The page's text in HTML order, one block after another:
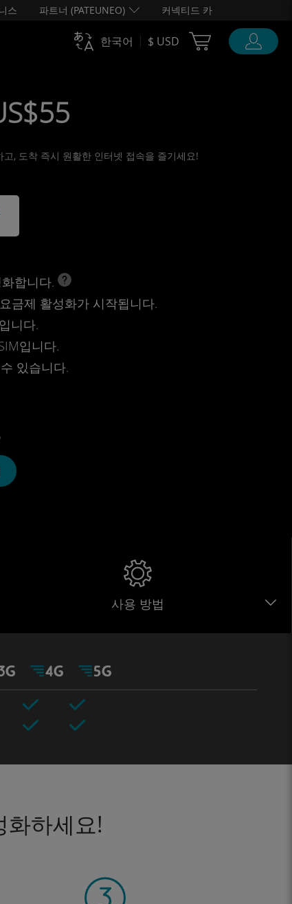
스 파트너 (PATEUNEO) 커넥티드 카
한국어 $ USD Cart Ubigi
, 도착 즉시 원활한 인터넷 접속을 즐기세요!
합니다.
금제 활성화가 시작됩니다.
니다.
입니다.
있습니다.
사용 방법
화하세요!